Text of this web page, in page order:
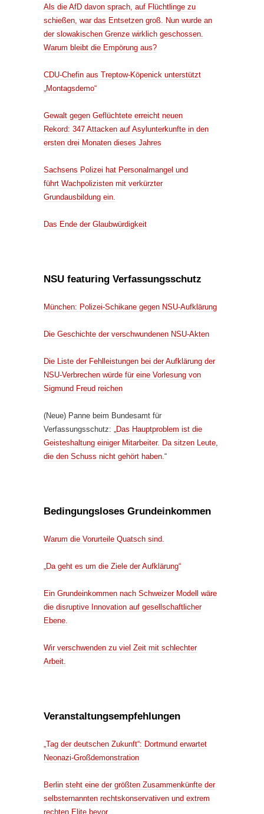
Als die AfD davon sprach, auf Flüchtlinge zu
schießen, war das Entsetzen groß. Nun wurde an
der slowakischen Grenze wirklich geschossen.
Warum bleibt die Empörung aus?
CDU-Chefin aus Treptow-Köpenick unterstützt
„Montagsdemo“
Gewalt gegen Geflüchtete erreicht neuen
Rekord: 347 Attacken auf Asylunterkunfte in den
ersten drei Monaten dieses Jahres
Sachsens Polizei hat Personalmangel und
führt Wachpolizisten mit verkürzter
Grundausbildung ein.
Das Ende der Glaubwürdigkeit
NSU featuring Verfassungsschutz
München: Polizei-Schikane gegen NSU-Aufklärung
Die Geschichte der verschwundenen NSU-Akten
Die Liste der Fehlleistungen bei der Aufklärung der
NSU-Verbrechen würde für eine Vorlesung von
Sigmund Freud reichen
(Neue) Panne beim Bundesamt für
Verfassungsschutz: „
Das Hauptproblem ist die
Geisteshaltung einiger Mitarbeiter. Da sitzen Leute,
die den Schuss nicht gehört haben. “
Bedingungsloses Grundeinkommen
Warum die Vorurteile Quatsch sind.
„Da geht es um die Ziele der Aufklärung“
Ein Grundeinkommen nach Schweizer Modell wäre
die disruptive Innovation auf gesellschaftlicher
Ebene.
Wir verschwenden zu viel Zeit mit schlechter
Arbeit.
Veranstaltungsempfehlungen
„Tag der deutschen Zukunft“: Dortmund erwartet
Neonazi-Großdemonstration
Berlin steht eine der größten Zusammenkünfte der
selbsternannten rechtskonservativen und extrem
rechten Elite bevor.